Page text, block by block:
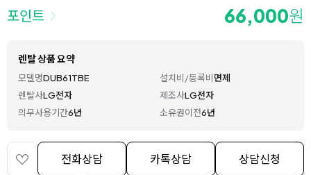
포인트 66,000원
렌탈 상품 요약
모델명DUB61TBE 설치비/등록비면제
렌탈사LG전자 제조사LG전자
의무사용기간6년 소유권이전6년
전화상담 카톡상담 상담신청